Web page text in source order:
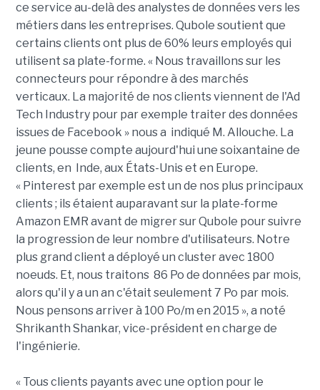
ce service au-delà des analystes de données vers les
métiers dans les entreprises. Qubole soutient que
certains clients ont plus de 60% leurs employés qui
utilisent sa plate-forme. « Nous travaillons sur les
connecteurs pour répondre à des marchés
verticaux. La majorité de nos clients viennent de l'Ad
Tech Industry pour par exemple traiter des données
issues de Facebook » nous a indiqué M. Allouche. La
jeune pousse compte aujourd'hui une soixantaine de
clients, en Inde, aux États-Unis et en Europe.
« Pinterest par exemple est un de nos plus principaux
clients ; ils étaient auparavant sur la plate-forme
Amazon EMR avant de migrer sur Qubole pour suivre
la progression de leur nombre d'utilisateurs. Notre
plus grand client a déployé un cluster avec 1800
noeuds. Et, nous traitons 86 Po de données par mois,
alors qu'il y a un an c'était seulement 7 Po par mois.
Nous pensons arriver à 100 Po/m en 2015 », a noté
Shrikanth Shankar, vice-président en charge de
l'ingénierie.
« Tous clients payants avec une option pour le